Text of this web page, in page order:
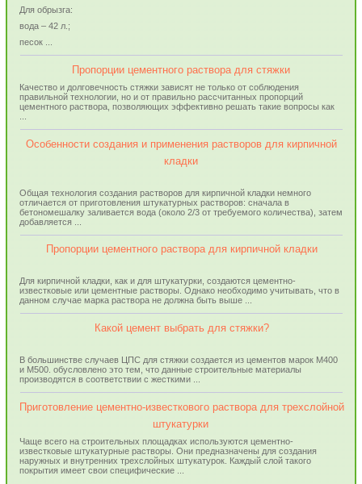
Для обрызга:
вода – 42 л.;
песок ...
Пропорции цементного раствора для стяжки
Качество и долговечность стяжки зависят не только от соблюдения
правильной технологии, но и от правильно рассчитанных пропорций
цементного раствора, позволяющих эффективно решать такие вопросы как
Особенности создания и применения растворов для кирпичной
кладки
Общая технология создания растворов для кирпичной кладки немного
отличается от приготовления штукатурных растворов: сначала в
бетономешалку заливается вода (около 2/3 от требуемого количества), затем
добавляется ...
Пропорции цементного раствора для кирпичной кладки
Для кирпичной кладки, как и для штукатурки, создаются цементно-
известковые или цементные растворы. Однако необходимо учитывать, что в
данном случае марка раствора не должна быть выше ...
Какой цемент выбрать для стяжки?
В большинстве случаев ЦПС для стяжки создается из цементов марок М400
и М500. обусловлено это тем, что данные строительные материалы
производятся в соответствии с жесткими ...
Приготовление цементно-известкового раствора для трехслойной
штукатурки
Чаще всего на строительных площадках используются цементно-
известковые штукатурные растворы. Они предназначены для создания
наружных и внутренних трехслойных штукатурок. Каждый слой такого
покрытия имеет свои специфические ...